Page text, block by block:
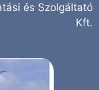
és Szolgáltató
Kft.